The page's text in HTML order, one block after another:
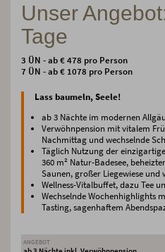
Unser
Tage
3 ÜN - ab € 478 pro Person
7 ÜN - ab € 1078 pro Person
Lass baumeln, Seele!
ab 3 Nächte im modernen
Verwöhnpension mit vitalem
Nachmittag und wechselnde
Täglich Nutzung der
360 m² Natur-Badesee,
Saunen, großer Liegewiese und
Wellness-Vitalbuffet, dazu Tee
Wechselnde Wochenhighlights
Tasting, sagenhaftem
ANGEBOT